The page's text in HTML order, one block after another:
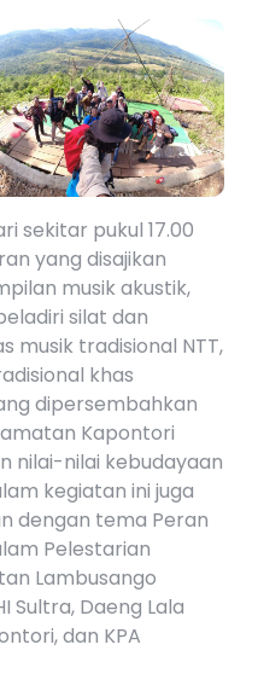
sekitar pukul 17.00
yang disajikan
musik akustik,
silat dan
musik tradisional NTT,
khas
dipersembahkan
Kapontori
nilai-nilai kebudayaan
kegiatan ini juga
dengan tema Peran
Pelestarian
Lambusango
Sultra, Daeng Lala
dan KPA